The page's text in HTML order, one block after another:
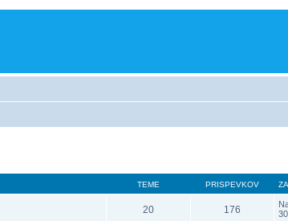
TEME PRISPEVKOV
20 176